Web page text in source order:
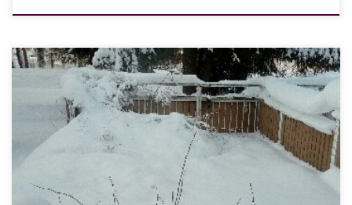
Arviot siitä, paljonko maapallon ilmasto on lämmennyt ja
mikä on ihmisen vaikutus siihen, vaihtelevat. Vallitsevan
käsityksen mukaan ilmasto olisi lämmennyt […]